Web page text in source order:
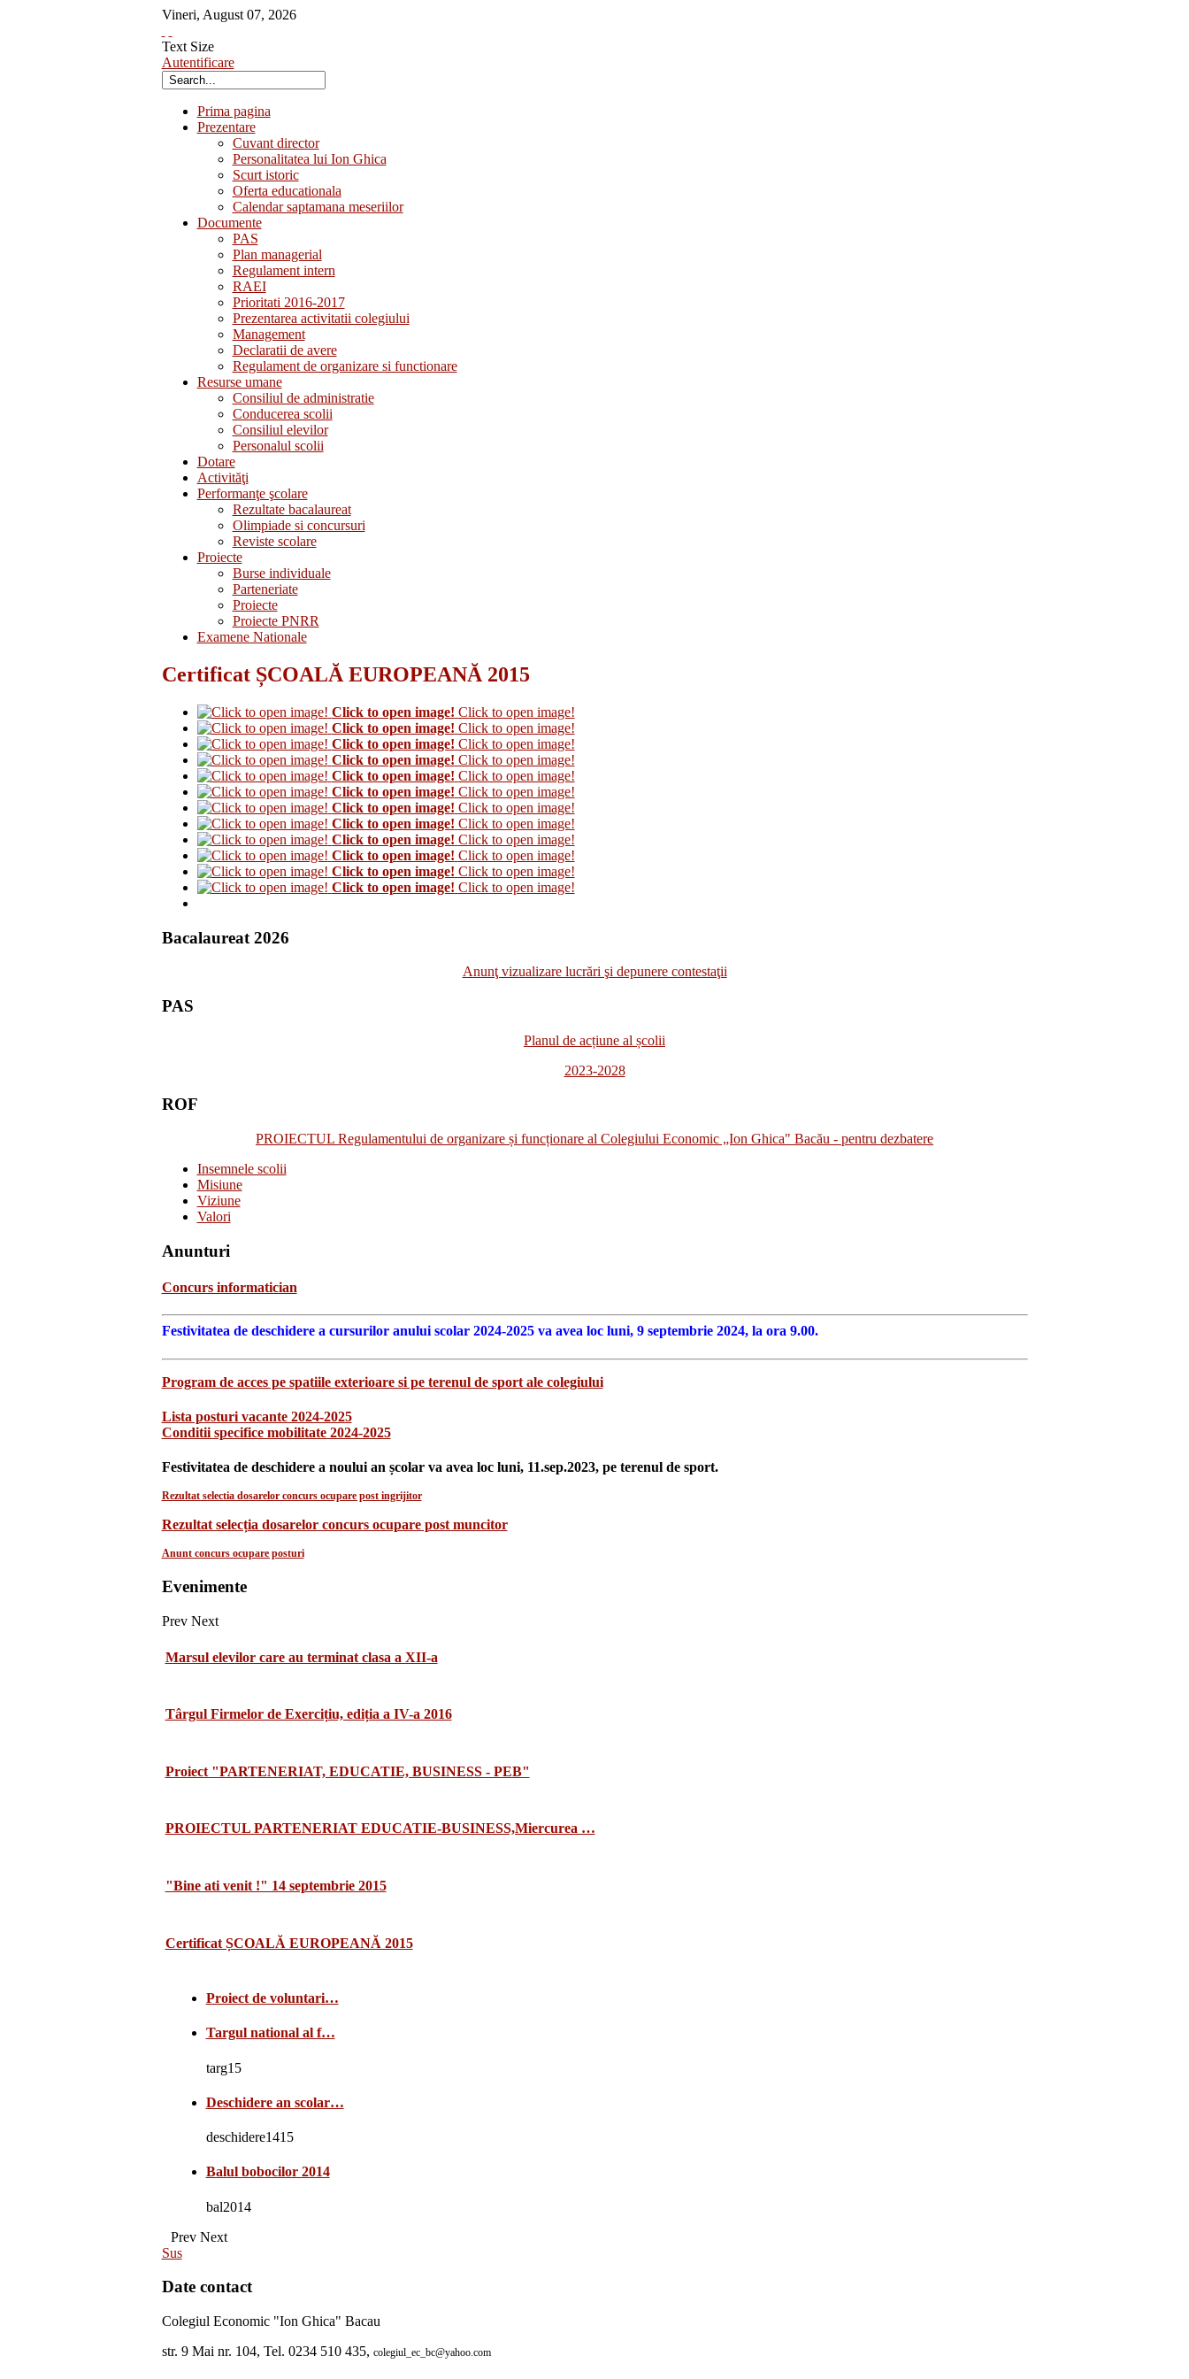
Vineri, August 07, 2026
Text Size
Autentificare
Prima pagina
Prezentare
Cuvant director
Personalitatea lui Ion Ghica
Scurt istoric
Oferta educationala
Calendar saptamana meseriilor
Documente
PAS
Plan managerial
Regulament intern
RAEI
Prioritati 2016-2017
Prezentarea activitatii colegiului
Management
Declaratii de avere
Regulament de organizare si functionare
Resurse umane
Consiliul de administratie
Conducerea scolii
Consiliul elevilor
Personalul scolii
Dotare
Activităţi
Performanţe şcolare
Rezultate bacalaureat
Olimpiade si concursuri
Reviste scolare
Proiecte
Burse individuale
Parteneriate
Proiecte
Proiecte PNRR
Examene Nationale
Certificat ȘCOALĂ EUROPEANĂ 2015
Click to open image! Click to open image!
Click to open image! Click to open image!
Click to open image! Click to open image!
Click to open image! Click to open image!
Click to open image! Click to open image!
Click to open image! Click to open image!
Click to open image! Click to open image!
Click to open image! Click to open image!
Click to open image! Click to open image!
Click to open image! Click to open image!
Click to open image! Click to open image!
Click to open image! Click to open image!
Bacalaureat 2026
Anunţ vizualizare lucrări şi depunere contestaţii
PAS
Planul de acțiune al școlii
2023-2028
ROF
PROIECTUL Regulamentului de organizare și funcționare al Colegiului Economic „Ion Ghica" Bacău - pentru dezbatere
Insemnele scolii
Misiune
Viziune
Valori
Anunturi
Concurs informatician
Festivitatea de deschidere a cursurilor anului scolar 2024-2025 va avea loc luni, 9 septembrie 2024, la ora 9.00.
Program de acces pe spatiile exterioare si pe terenul de sport ale colegiului
Lista posturi vacante 2024-2025
Conditii specifice mobilitate 2024-2025
Festivitatea de deschidere a noului an școlar va avea loc luni, 11.sep.2023, pe terenul de sport.
Rezultat selectia dosarelor concurs ocupare post ingrijitor
Rezultat selecția dosarelor concurs ocupare post muncitor
Anunt concurs ocupare posturi
Evenimente
Prev Next
Marsul elevilor care au terminat clasa a XII-a
Târgul Firmelor de Exercițiu, ediția a IV-a 2016
Proiect "PARTENERIAT, EDUCATIE, BUSINESS - PEB"
PROIECTUL PARTENERIAT EDUCATIE-BUSINESS,Miercurea …
"Bine ati venit !" 14 septembrie 2015
Certificat ȘCOALĂ EUROPEANĂ 2015
Proiect de voluntari…
Targul national al f…
targ15
Deschidere an scolar…
deschidere1415
Balul bobocilor 2014
bal2014
Prev Next
Sus
Date contact
Colegiul Economic "Ion Ghica" Bacau
str. 9 Mai nr. 104, Tel. 0234 510 435, colegiul_ec_bc@yahoo.com